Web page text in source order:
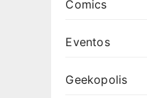
Comics
Eventos
Geekopolis